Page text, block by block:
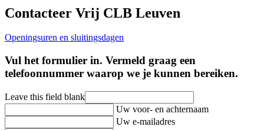
Contacteer Vrij CLB Leuven
Openingsuren en sluitingsdagen
Vul het formulier in. Vermeld graag een
telefoonnummer waarop we je kunnen bereiken.
Leave this field blank
Uw voor- en achternaam
Uw e-mailadres